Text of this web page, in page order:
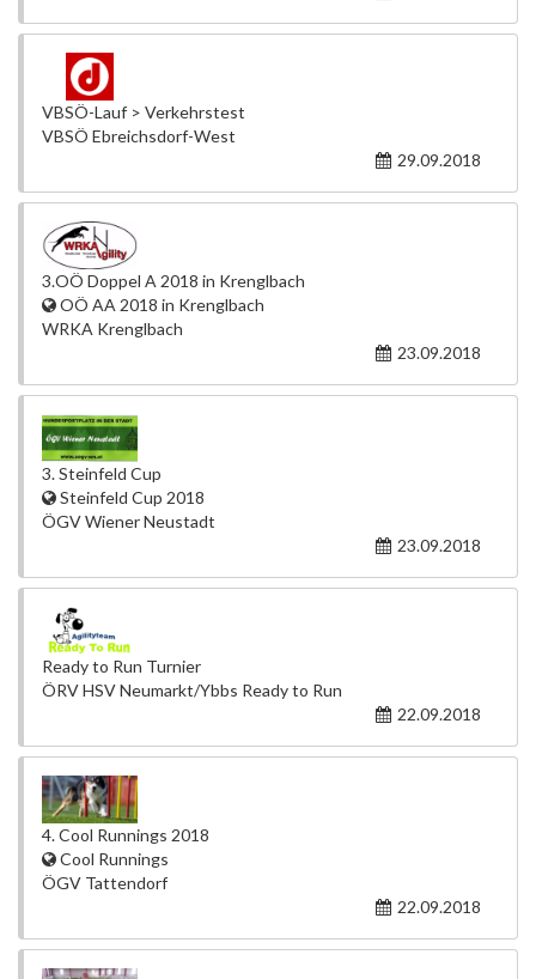
VBSÖ-Lauf > Verkehrstest
VBSÖ Ebreichsdorf-West
29.09.2018
3.OÖ Doppel A 2018 in Krenglbach
OÖ AA 2018 in Krenglbach
WRKA Krenglbach
23.09.2018
3. Steinfeld Cup
Steinfeld Cup 2018
ÖGV Wiener Neustadt
23.09.2018
Ready to Run Turnier
ÖRV HSV Neumarkt/Ybbs Ready to Run
22.09.2018
4. Cool Runnings 2018
Cool Runnings
ÖGV Tattendorf
22.09.2018